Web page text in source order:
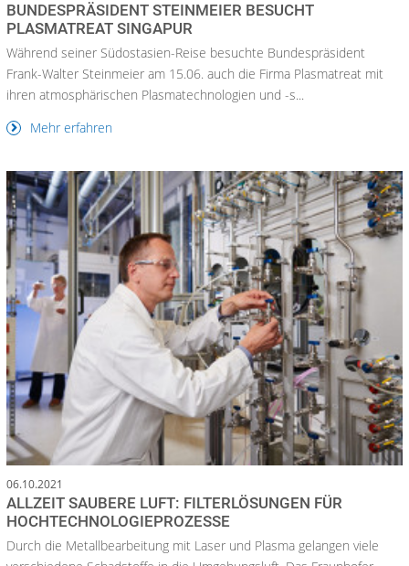
BUNDESPRÄSIDENT STEINMEIER BESUCHT
PLASMATREAT SINGAPUR
Während seiner Südostasien-Reise besuchte Bundespräsident
Frank-Walter Steinmeier am 15.06. auch die Firma Plasmatreat mit
ihren atmosphärischen Plasmatechnologien und -s...
Mehr erfahren
06.10.2021
ALLZEIT SAUBERE LUFT: FILTERLÖSUNGEN FÜR
HOCHTECHNOLOGIEPROZESSE
Durch die Metallbearbeitung mit Laser und Plasma gelangen viele